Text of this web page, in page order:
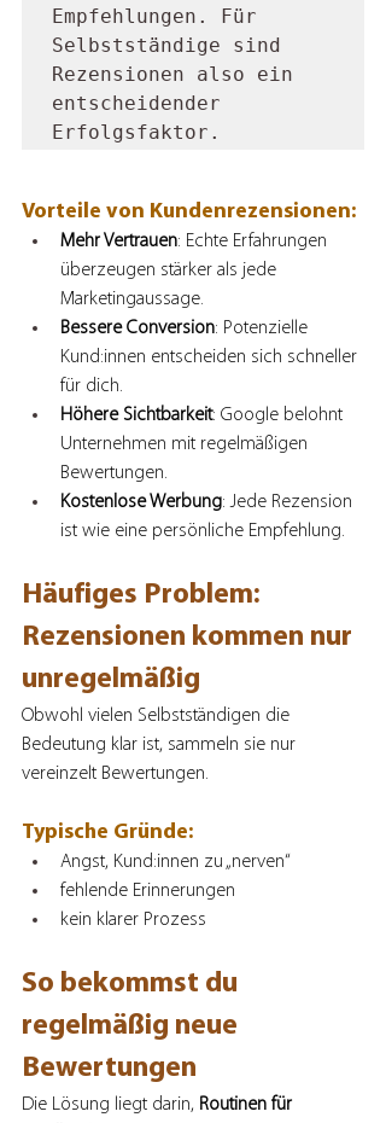
Empfehlungen. Für
Selbstständige sind
Rezensionen also ein
entscheidender
Erfolgsfaktor.
Vorteile von Kundenrezensionen:
Mehr Vertrauen: Echte Erfahrungen
überzeugen stärker als jede
Marketingaussage.
Bessere Conversion: Potenzielle
Kund:innen entscheiden sich schneller
für dich.
Höhere Sichtbarkeit: Google belohnt
Unternehmen mit regelmäßigen
Bewertungen.
Kostenlose Werbung: Jede Rezension
ist wie eine persönliche Empfehlung.
Häufiges Problem:
Rezensionen kommen nur
unregelmäßig
Obwohl vielen Selbstständigen die
Bedeutung klar ist, sammeln sie nur
vereinzelt Bewertungen.
Typische Gründe:
Angst, Kund:innen zu „nerven“
fehlende Erinnerungen
kein klarer Prozess
So bekommst du
regelmäßig neue
Bewertungen
Die Lösung liegt darin, Routinen für